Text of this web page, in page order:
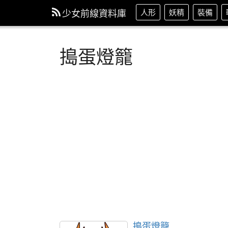
少女前線資料庫 人形 妖精 裝備
搗蛋燈籠